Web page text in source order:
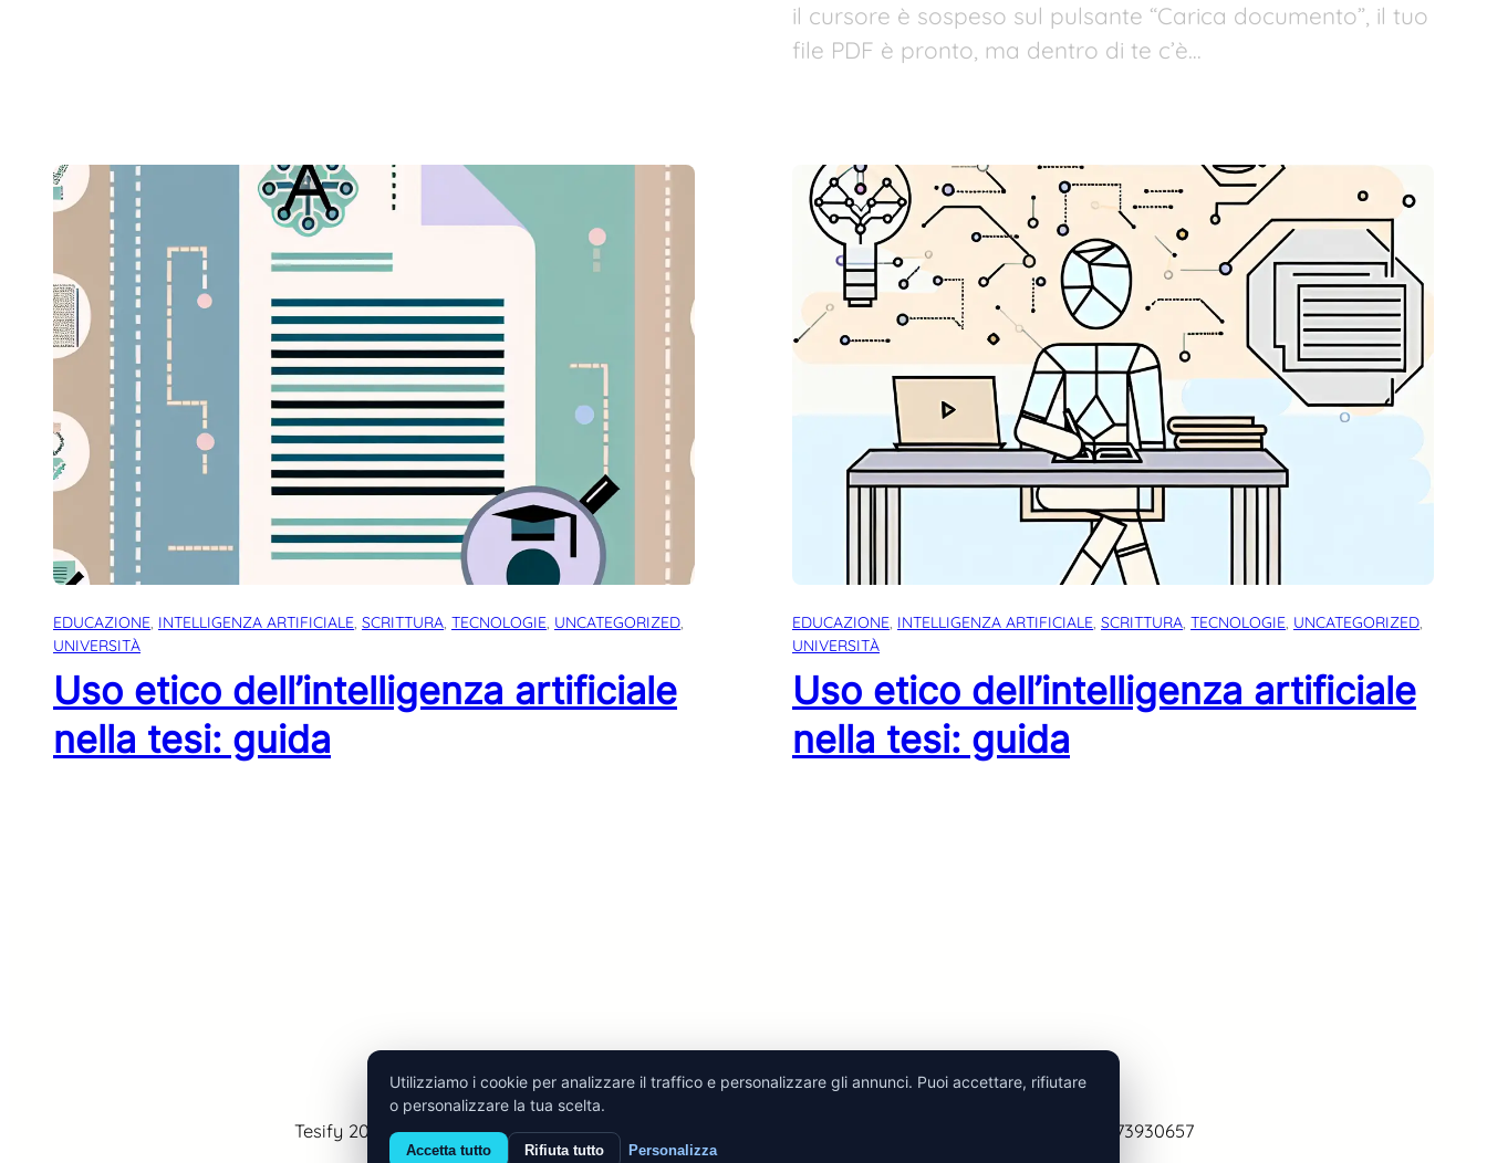
il cursore è sospeso sul pulsante “Carica documento”, il tuo
file PDF è pronto, ma dentro di te c’è…
EDUCAZIONE, INTELLIGENZA ARTIFICIALE, SCRITTURA, TECNOLOGIE, UNCATEGORIZED
UNIVERSITÀ
Uso etico dell’intelligenza artificiale
nella tesi: guida
EDUCAZIONE, INTELLIGENZA ARTIFICIALE, SCRITTURA, TECNOLOGIE, UNCATEGORIZED
UNIVERSITÀ
Uso etico dell’intelligenza artificiale
nella tesi: guida
Tesify 2025 | All Rights Reserved |Termini e Condizioni | P. IVA 06373930657
Utilizziamo i cookie per analizzare il traffico e personalizzare gli annunci. Puoi accettare, rifiutare
o personalizzare la tua scelta.
Accetta tutto Rifiuta tutto Personalizza